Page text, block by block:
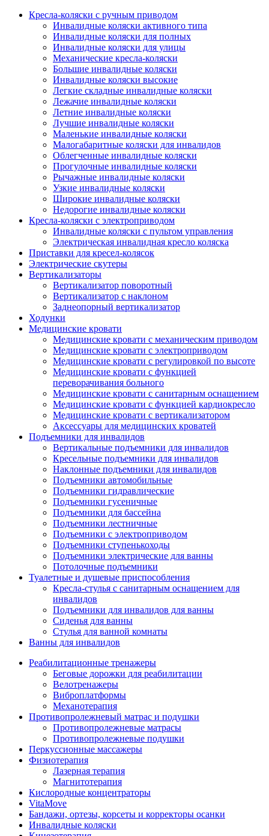
Кресла-коляски с ручным приводом
Инвалидные коляски активного типа
Инвалидные коляски для полных
Инвалидные коляски для улицы
Механические кресла-коляски
Большие инвалидные коляски
Инвалидные коляски высокие
Легкие складные инвалидные коляски
Лежачие инвалидные коляски
Летние инвалидные коляски
Лучшие инвалидные коляски
Маленькие инвалидные коляски
Малогабаритные коляски для инвалидов
Облегченные инвалидные коляски
Прогулочные инвалидные коляски
Рычажные инвалидные коляски
Узкие инвалидные коляски
Широкие инвалидные коляски
Недорогие инвалидные коляски
Кресла-коляски с электроприводом
Инвалидные коляски с пультом управления
Электрическая инвалидная кресло коляска
Приставки для кресел-колясок
Электрические скутеры
Вертикализаторы
Вертикализатор поворотный
Вертикализатор с наклоном
Заднеопорный вертикализатор
Ходунки
Медицинские кровати
Медицинские кровати с механическим приводом
Медицинские кровати с электроприводом
Медицинские кровати с регулировкой по высоте
Медицинские кровати с функцией
переворачивания больного
Медицинские кровати с санитарным оснащением
Медицинские кровати с функцией кардиокресло
Медицинские кровати с вертикализатором
Аксессуары для медицинских кроватей
Подъемники для инвалидов
Вертикальные подъемники для инвалидов
Кресельные подъемники для инвалидов
Наклонные подъемники для инвалидов
Подъемники автомобильные
Подъемники гидравлические
Подъемники гусеничные
Подъемники для бассейна
Подъемники лестничные
Подъемники с электроприводом
Подъемники ступенькоходы
Подъемники электрические для ванны
Потолочные подъемники
Туалетные и душевые приспособления
Кресла-стулья с санитарным оснащением для
инвалидов
Подъемники для инвалидов для ванны
Сиденья для ванны
Стулья для ванной комнаты
Ванны для инвалидов
Реабилитационные тренажеры
Беговые дорожки для реабилитации
Велотренажеры
Виброплатформы
Механотерапия
Противопролежневый матрас и подушки
Противопролежневые матрасы
Противопролежневые подушки
Перкуссионные массажеры
Физиотерапия
Лазерная терапия
Магнитотерапия
Кислородные концентраторы
VitaMove
Бандажи, ортезы, корсеты и корректоры осанки
Инвалидные коляски